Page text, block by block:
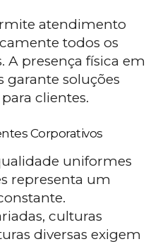
atendimento
todos os
A presença física em
garante soluções
clientes.
Corporativos
uniformes
representa um
culturas
diversas exigem